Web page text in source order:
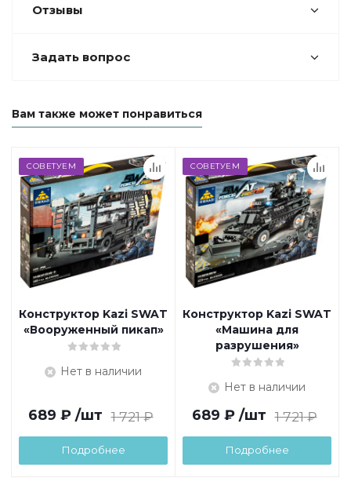
Отзывы
Задать вопрос
Вам также может понравиться
СОВЕТУЕМ
Конструктор Kazi SWAT
«Вооруженный пикап»
Нет в наличии
689 ₽ /шт 1 721₽
Подробнее
СОВЕТУЕМ
Конструктор Kazi SWAT
«Машина для
разрушения»
Нет в наличии
689 ₽ /шт 1 721₽
Подробнее